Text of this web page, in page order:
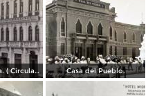
Escena callejera. ( Circulada el 24 de Febrero de 1910 ). Casa del Pueblo.